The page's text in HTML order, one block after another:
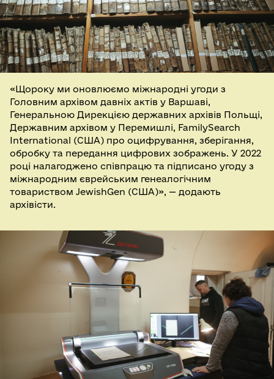
«Щороку ми оновлюємо міжнародні угоди з
Головним архівом давніх актів у Варшаві,
Генеральною Дирекцією державних архівів Польщі,
Державним архівом у Перемишлі, FamilySearch
International (США) про оцифрування, зберігання,
обробку та передання цифрових зображень. У 2022
році налагоджено співпрацю та підписано угоду з
міжнародним єврейським генеалогічним
товариством JewishGen (США)», — додають
архівісти.